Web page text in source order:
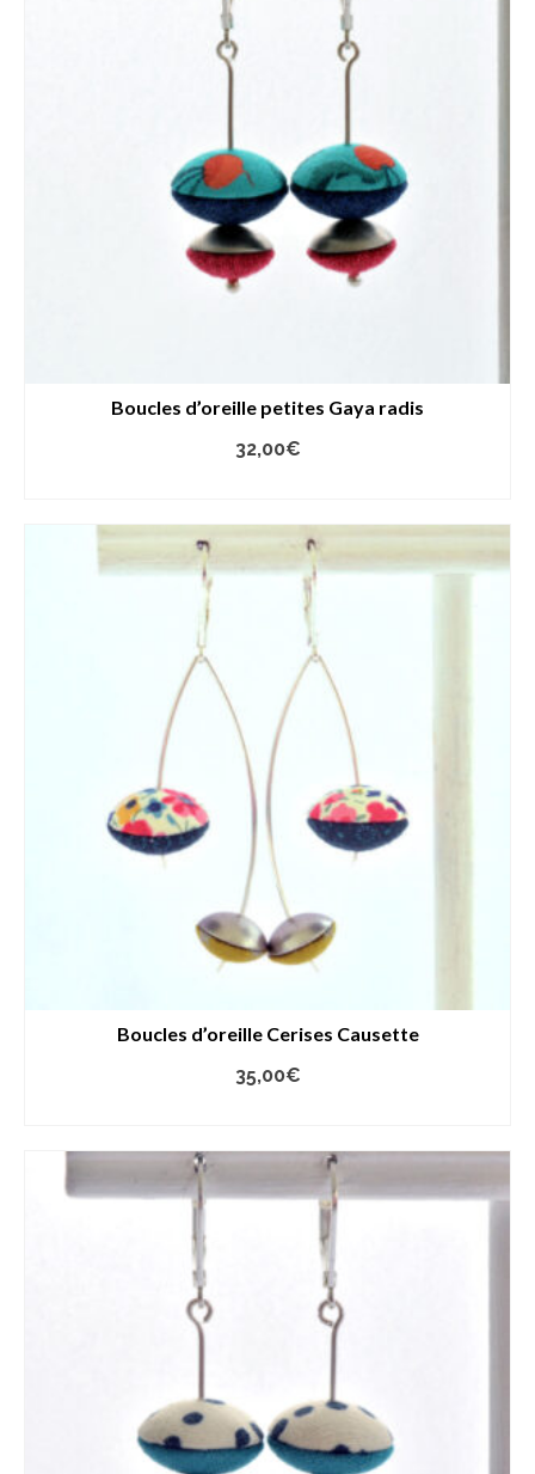
Boucles d’oreille petites Gaya radis
32,00€
Boucles d’oreille Cerises Causette
35,00€